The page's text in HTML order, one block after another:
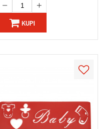
KUPI